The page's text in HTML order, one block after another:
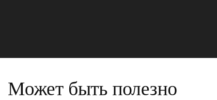
Может быть полезно